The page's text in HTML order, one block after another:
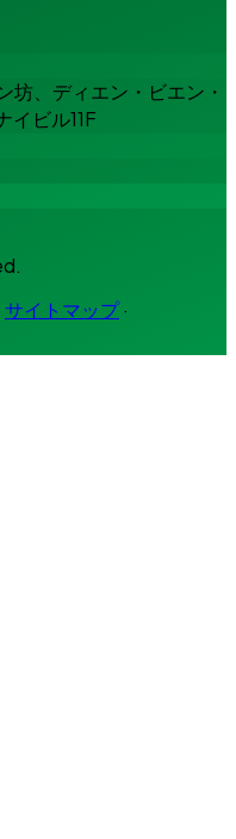
坊、ディエン・ビエン・
イビル11F
サイトマップ·